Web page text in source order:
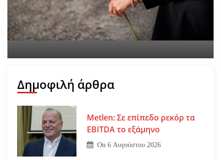
Αγγελική Σμυρναίου
On29 Ιουλίου 2026
Δημοφιλή άρθρα
Metlen: Σε επίπεδο ρεκόρ τα
EBITDA το εξάμηνο
On6 Αυγούστου 2026